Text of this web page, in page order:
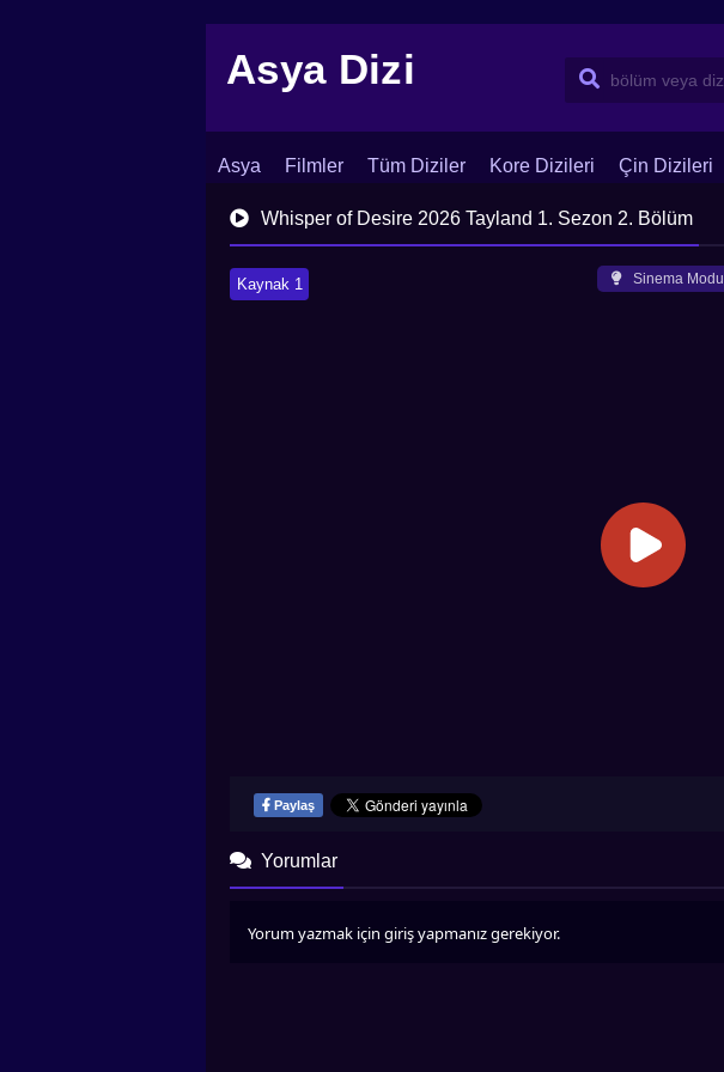
Asya Dizi
Asya Filmler Tüm Diziler Kore Dizileri Çin Dizileri
İletişim Blog Dizi Arşivi
Whisper of Desire 2026 Tayland 1. Sezon 2. Bölüm
Kaynak 1 Sinema Modu
Paylaş
Yorumlar
Yorum yazmak için giriş yapmanız gerekiyor.